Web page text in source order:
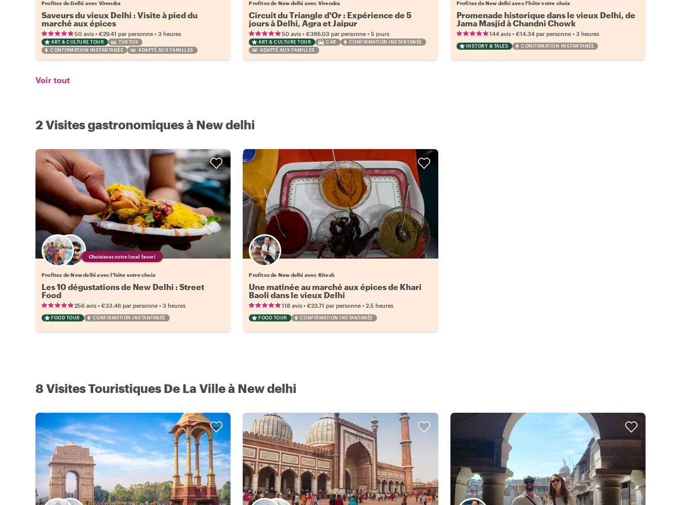
Profitez de Delhi avec Virendra
Saveurs du vieux Delhi : Visite à pied du
marché aux épices
50 avis • €29.41 par personne • 3 heures
ART & CULTURE TOUR
TUKTUK
CONFIRMATION INSTANTANÉE
ADAPTÉ AUX FAMILLES
Profitez de New delhi avec Virendra
Circuit du Triangle d'Or : Expérience de 5
jours à Delhi, Agra et Jaipur
50 avis •€386.03 par personne •5 jours
ART & CULTURE TOUR CAR
CONFIRMATION INSTANTANÉE
ADAPTÉ AUX FAMILLES
Profitez de New delhi avec l'hôte votre choix
Promenade historique dans le vieux Delhi, de
Jama Masjid à Chandni Chowk
144 avis• €14.34 par personne• 3 heures
HISTORY & TALES CONFIRMATION INSTANTANÉE
Voir tout
2 Visites gastronomiques à New delhi
Choisissez votre local favori
Profitez de New delhi avec l'hôte votre choix
Les 10 dégustations de New Delhi : Street
Food
256 avis • €33.46 par personne • 3 heures
FOOD TOUR CONFIRMATION INSTANTANÉE
Profitez de New delhi avec Ritesh
Une matinée au marché aux épices de Khari
Baoli dans le vieux Delhi
118 avis •€23.71 par personne •2.5 heures
FOOD TOUR CONFIRMATION INSTANTANÉE
8 Visites Touristiques De La Ville à New delhi